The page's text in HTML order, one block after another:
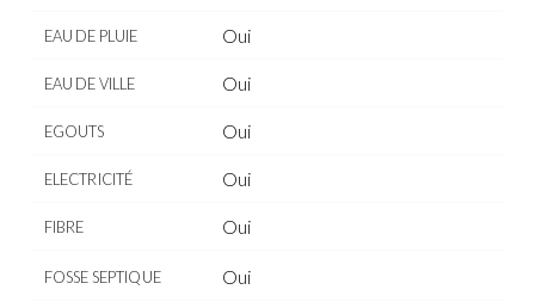
EAU DE PLUIE Oui
EAU DE VILLE Oui
EGOUTS Oui
ELECTRICITÉ Oui
FIBRE Oui
FOSSE SEPTIQUE Oui